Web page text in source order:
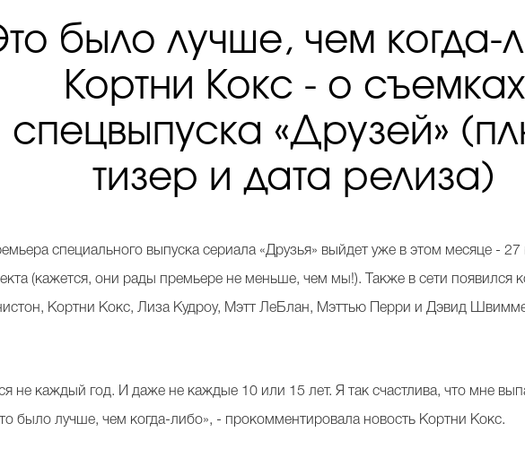
было лучше, чем когда-
Кортни Кокс - о съемках
спецвыпуска «Друзей»
тизер и дата релиза)
специального выпуска сериала «Друзья» выйдет уже в этом месяце -
(кажется, они рады премьере не меньше, чем мы!). Также в сети появился
Кортни Кокс, Лиза Кудроу, Мэтт ЛеБлан, Мэттью Перри и Дэвид
не каждый год. И даже не каждые 10 или 15 лет. Я так счастлива, что мне
было лучше, чем когда-либо», - прокомментировала новость Кортни Кокс.